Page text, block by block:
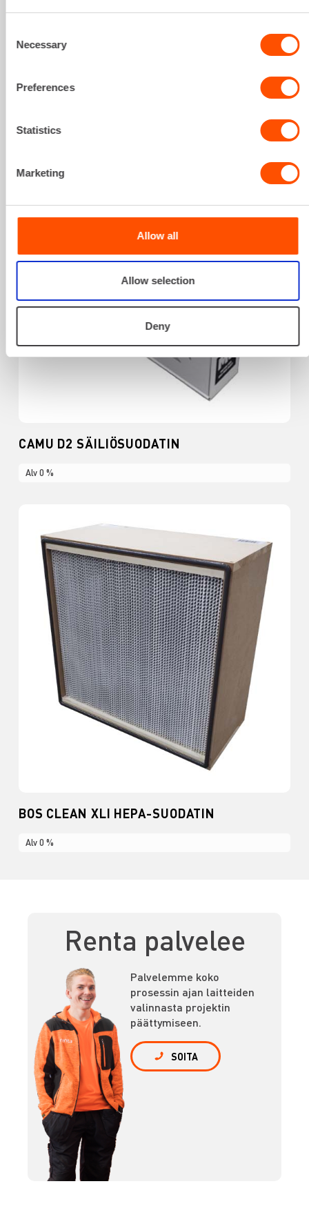
Selection
Necessary
Preferences
Statistics
Marketing
Allow all
Allow selection
Deny
CAMU D2 SÄILIÖSUODATIN
Alv 0 %
BOS CLEAN XLI HEPA-SUODATIN
Alv 0 %
Renta palvelee
Palvelemme koko
prosessin ajan laitteiden
valinnasta projektin
päättymiseen.
SOITA